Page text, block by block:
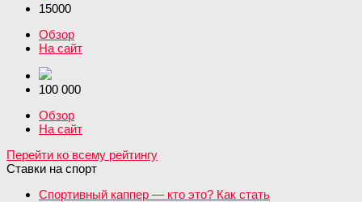
15000
Обзор
На сайт
100 000
Обзор
На сайт
Перейти ко всему рейтингу
Ставки на спорт
Спортивный каппер — кто это? Как стать